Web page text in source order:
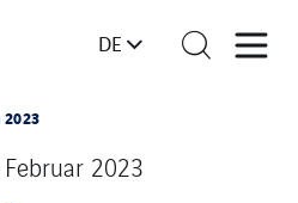
DE
2023
2023